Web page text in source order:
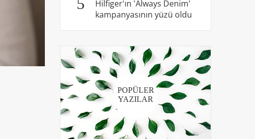
Hilfiger'ın 'Always Denim'
kampanyasının yüzü oldu
POPÜLER
YAZILAR